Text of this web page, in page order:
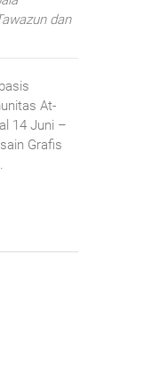
dan
At-
14 Juni –
Grafis